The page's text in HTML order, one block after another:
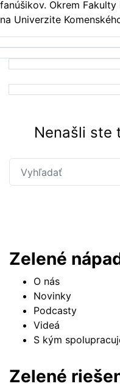
fanúšikov. Okrem
na Univerzite
Nenašli ste
Zelené
O nás
Novinky
Podcasty
Videá
S kým
Zelené